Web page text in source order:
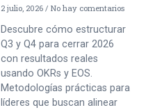
2 julio, 2026 No hay comentarios
Descubre cómo estructurar
Q3 y Q4 para cerrar 2026
con resultados reales
usando OKRs y EOS.
Metodologías prácticas para
líderes que buscan alinear